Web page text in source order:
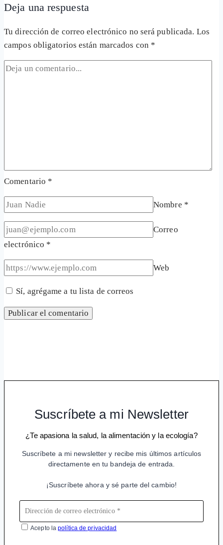
Deja una respuesta
Tu dirección de correo electrónico no será publicada. Los
campos obligatorios están marcados con *
Comentario *
Nombre *
Correo
electrónico *
Web
Sí, agrégame a tu lista de correos
Suscríbete a mi Newsletter
¿Te apasiona la salud, la alimentación y la ecología?
Suscríbete a mi newsletter y recibe mis últimos artículos
directamente en tu bandeja de entrada.
¡Suscríbete ahora y sé parte del cambio!
Acepto lapolítica de privacidad